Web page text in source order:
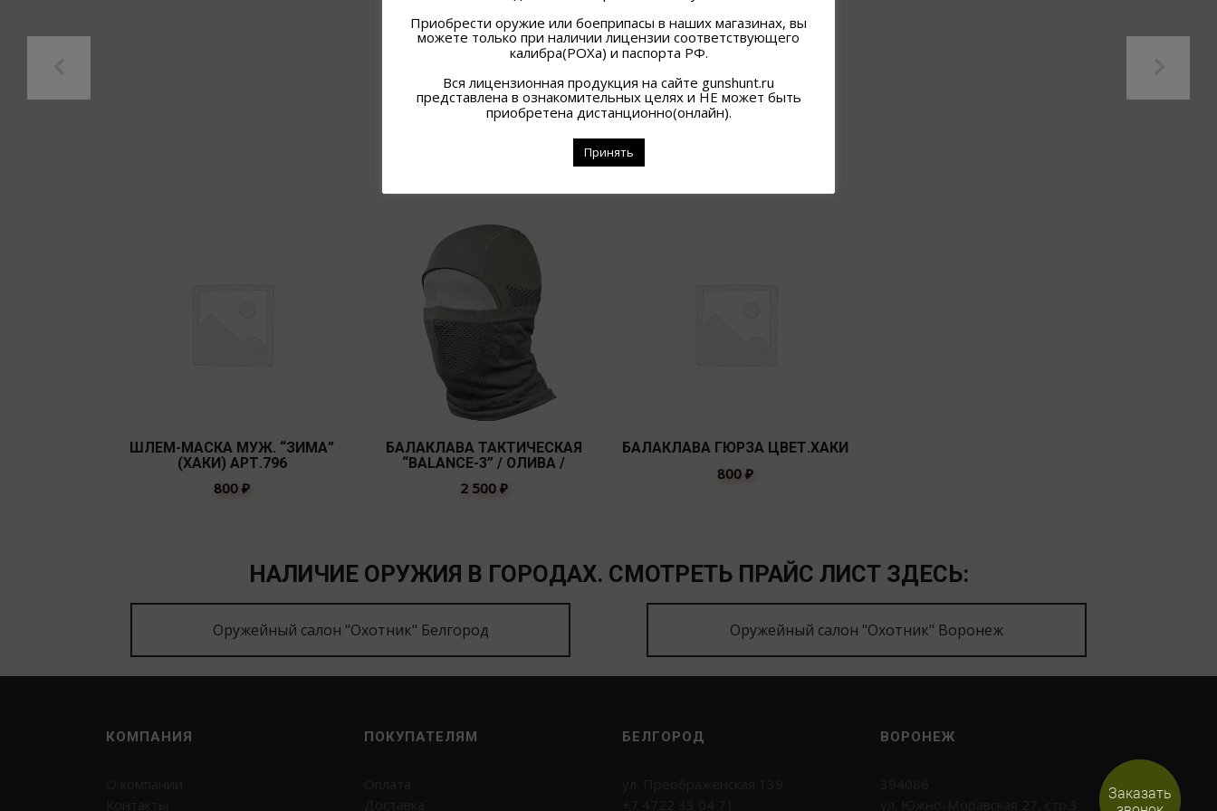
ПОХОЖИЕ ТОВАРЫ
ШЛЕМ-МАСКА МУЖ. “ЗИМА”
(ХАКИ) АРТ.796
800 ₽
БАЛАКЛАВА ТАКТИЧЕСКАЯ
“BALANCE-3” / ОЛИВА /
2 500 ₽
БАЛАКЛАВА ГЮРЗА ЦВЕТ.ХАКИ
800 ₽
НАЛИЧИЕ ОРУЖИЯ В ГОРОДАХ. СМОТРЕТЬ ПРАЙС ЛИСТ ЗДЕСЬ:
Оружейный салон "Охотник" Белгород Оружейный салон "Охотник" Воронеж
КОМПАНИЯ ПОКУПАТЕЛЯМ БЕЛГОРОД ВОРОНЕЖ
Приобрести оружие или боеприпасы в наших магазинах, вы
можете только при наличии лицензии соответствующего
калибра(РОХа) и паспорта РФ.
Вся лицензионная продукция на сайте gunshunt.ru
представлена в ознакомительных целях и НЕ может быть
приобретена дистанционно(онлайн).
Принять
Заказать